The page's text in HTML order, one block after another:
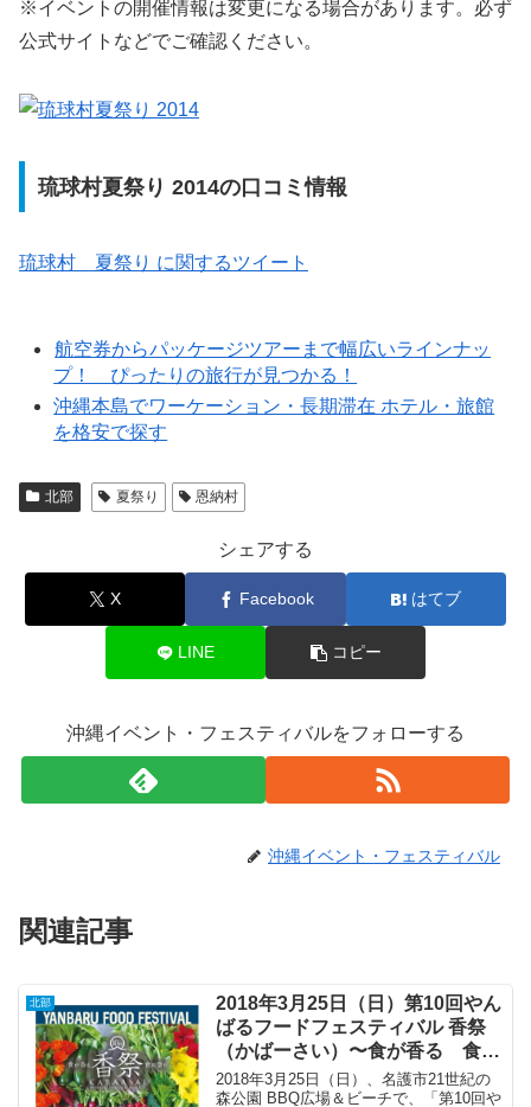
※イベントの開催情報は変更になる場合があります。必ず
公式サイトなどでご確認ください。
琉球村夏祭り 2014の口コミ情報
琉球村 夏祭り に関するツイート
航空券からパッケージツアーまで幅広いラインナッ
プ！ ぴったりの旅行が見つかる！
沖縄本島でワーケーション・長期滞在 ホテル・旅館
を格安で探す
北部 夏祭り 恩納村
シェアする
X Facebook はてブ
LINE コピー
沖縄イベント・フェスティバルをフォローする
沖縄イベント・フェスティバル
関連記事
北部
2018年3月25日（日）第10回やん
ばるフードフェスティバル 香祭
（かばーさい）〜食が香る 食の
祭〜 / 名護市21世紀の森公園
BBQ広場＆ビーチ
2018年3月25日（日）、名護市21世紀の
森公園 BBQ広場＆ビーチで、「第10回や